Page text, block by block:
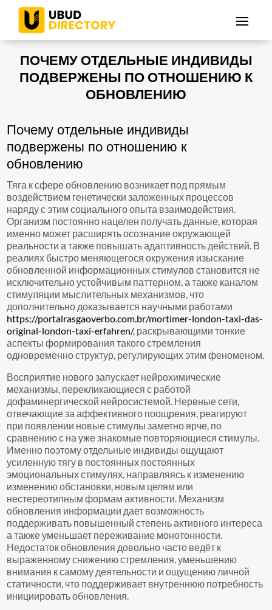
ПОЧЕМУ ОТДЕЛЬНЫЕ ИНДИВИДЫ
ПОДВЕРЖЕНЫ ПО ОТНОШЕНИЮ К
ОБНОВЛЕНИЮ
Почему отдельные индивиды
подвержены по отношению к
обновлению
Тяга к сфере обновлению возникает под прямым
воздействием генетически заложенных процессов
наряду с этим социального опыта взаимодействия.
Организм постоянно нацелен получать данные, которая
именно может расширять осознание окружающей
реальности а также повышать адаптивность действий. В
реалиях быстро меняющегося окружения изыскание
обновленной информационных стимулов становится не
исключительно устойчивым паттерном, а также каналом
стимуляции мыслительных механизмов, что
дополнительно доказывается научными работами
https://portalrasgaoverbo.com.br/mortimer-london-taxi-das-
original-london-taxi-erfahren/, раскрывающими тонкие
аспекты формирования такого стремления
одновременно структур, регулирующих этим феноменом.
Восприятие нового запускает нейрохимические
механизмы, перекликающиеся с работой
дофаминергической нейросистемой. Нервные сети,
отвечающие за аффективного поощрения, реагируют
при появлении новые стимулы заметно ярче, по
сравнению с на уже знакомые повторяющиеся стимулы.
Именно поэтому отдельные индивиды ощущают
усиленную тягу в постоянных постоянных
эмоциональных стимулях, направляясь к изменению
изменению обстановки, новым целям или
нестереотипным формам активности. Механизм
обновления информации дает возможность
поддерживать повышенный степень активного интереса
а также уменьшает переживание монотонности.
Недостаток обновления довольно часто ведёт к
выраженному снижению стремления, уменьшению
внимания к самому деятельности и ощущению личной
статичности, что поддерживает внутреннюю потребность
инициировать обновления.